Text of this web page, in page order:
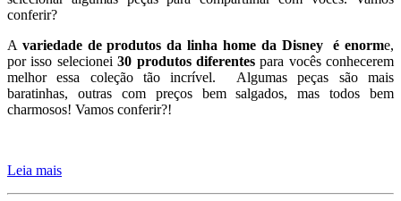
conferir?
A variedade de produtos da linha home da Disney é enorme,
por isso selecionei30 produtos diferentespara vocês conhecerem
melhor essa coleção tão incrível. Algumas peças são mais
baratinhas, outras com preços bem salgados, mas todos bem
charmosos! Vamos conferir?!
Leia mais